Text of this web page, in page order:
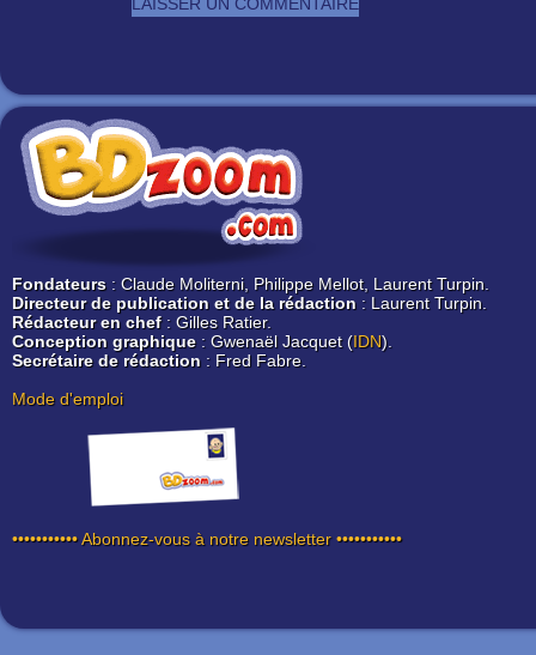
Fondateurs : Claude Moliterni, Philippe Mellot, Laurent Turpin.
Directeur de publication et de la rédaction : Laurent Turpin.
Rédacteur en chef: Gilles Ratier.
Conception graphique: Gwenaël Jacquet (IDN).
Secrétaire de rédaction : Fred Fabre.
Mode d'emploi
••••••••••• Abonnez-vous à notre newsletter •••••••••••